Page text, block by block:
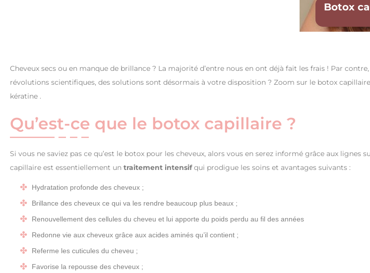
Botox
Cheveux secs ou en manque de brillance ? La majorité d’entre nous en ont déjà fait les frais ! Par contre,
révolutions scientifiques, des solutions sont désormais à votre disposition ? Zoom sur le botox
kératine .
Qu’est-ce que le botox capillaire ?
Si vous ne saviez pas ce qu’est le botox pour les cheveux, alors vous en serez informé grâce aux lignes
capillaire est essentiellement un traitement intensifqui prodigue les soins et avantages suivants :
Hydratation profonde des cheveux ;
Brillance des cheveux ce qui va les rendre beaucoup plus beaux ;
Renouvellement des cellules du cheveu et lui apporte du poids perdu au fil des années
Redonne vie aux cheveux grâce aux acides aminés qu’il contient ;
Referme les cuticules du cheveu ;
Favorise la repousse des cheveux ;